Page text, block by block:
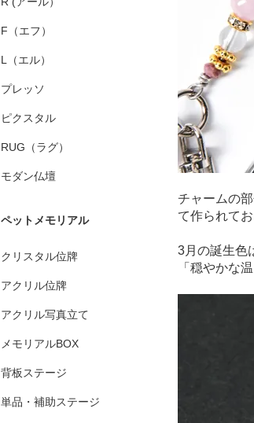
チャームの
て作られてお
3月の誕生色
「穏やかな
F（エフ）
L（エル）
プレッソ
ピクスタル
RUG（ラグ）
モダン仏壇
ペットメモリアル
クリスタル位牌
アクリル位牌
アクリル写真立て
メモリアルBOX
背板ステージ
単品・補助ステージ